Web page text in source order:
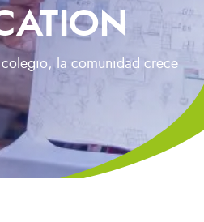
la comunidad crece